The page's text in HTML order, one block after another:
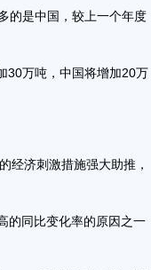
的是中国，较上一个年度
万吨，中国将增加20万
济刺激措施强大助推，
同比变化率的原因之一